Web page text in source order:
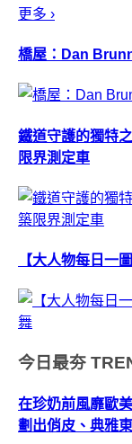
更多 ›
橋屋：Dan
鐵道守護的獨特
限界測定車
【大人物每日一
今日最夯
在珍奶前風靡歐
劃出俏皮、典雅